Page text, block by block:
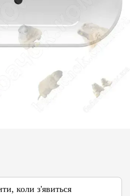
коли з'явиться